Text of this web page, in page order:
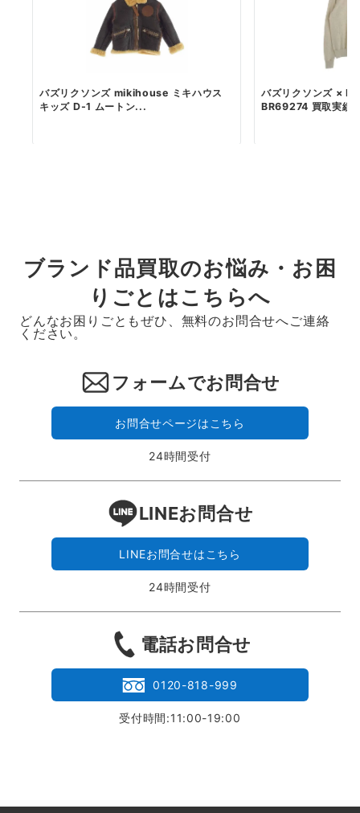
バズリクソンズ mikihouse ミキハウス
キッズ D-1 ムートン...
バズリクソンズ ×
BR69274 買取実績
ブランド品買取のお悩み・お困
りごとはこちらへ
どんなお困りごともぜひ、無料のお問合せへご連絡
ください。
フォームでお問合せ
お問合せページはこちら
24時間受付
LINEお問合せ
LINEお問合せはこちら
24時間受付
電話お問合せ
0120-818-999
受付時間:11:00-19:00